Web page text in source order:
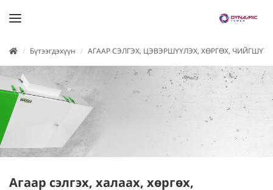
Бүтээгдэхүүн АГААР СЭЛГЭХ, ЦЭВЭРШҮҮЛЭХ, ХӨРГӨХ,
Агаар сэлгэх, халаах, хөргөх,